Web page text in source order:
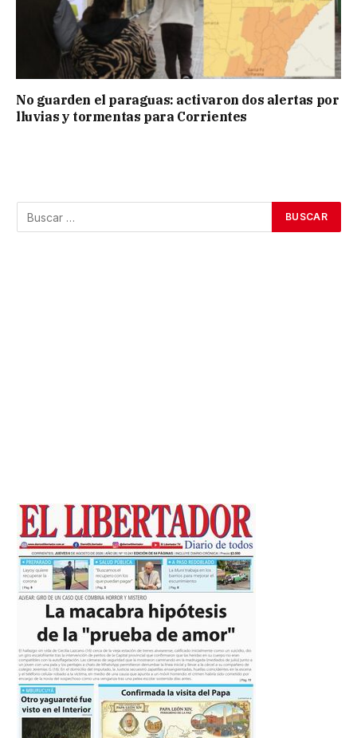
No guarden el paraguas: activaron dos alertas por
lluvias y tormentas para Corrientes